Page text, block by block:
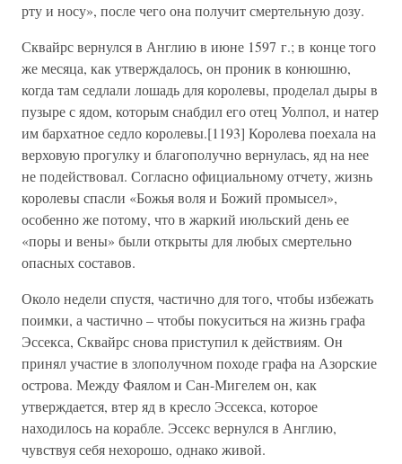
рту и носу», после чего она получит смертельную дозу.
Сквайрс вернулся в Англию в июне 1597 г.; в конце того
же месяца, как утверждалось, он проник в конюшню,
когда там седлали лошадь для королевы, проделал дыры в
пузыре с ядом, которым снабдил его отец Уолпол, и натер
им бархатное седло королевы.[1193] Королева поехала на
верховую прогулку и благополучно вернулась, яд на нее
не подействовал. Согласно официальному отчету, жизнь
королевы спасли «Божья воля и Божий промысел»,
особенно же потому, что в жаркий июльский день ее
«поры и вены» были открыты для любых смертельно
опасных составов.
Около недели спустя, частично для того, чтобы избежать
поимки, а частично – чтобы покуситься на жизнь графа
Эссекса, Сквайрс снова приступил к действиям. Он
принял участие в злополучном походе графа на Азорские
острова. Между Фаялом и Сан-Мигелем он, как
утверждается, втер яд в кресло Эссекса, которое
находилось на корабле. Эссекс вернулся в Англию,
чувствуя себя нехорошо, однако живой.